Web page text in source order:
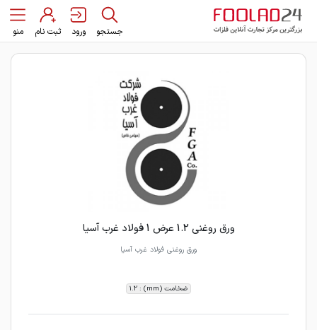
جستجو ورود ثبت نام منو
ورق روغنی 1.2 عرض 1 فولاد غرب آسیا
ورق روغنی فولاد غرب آسیا
ضخامت (mm) : 1.2